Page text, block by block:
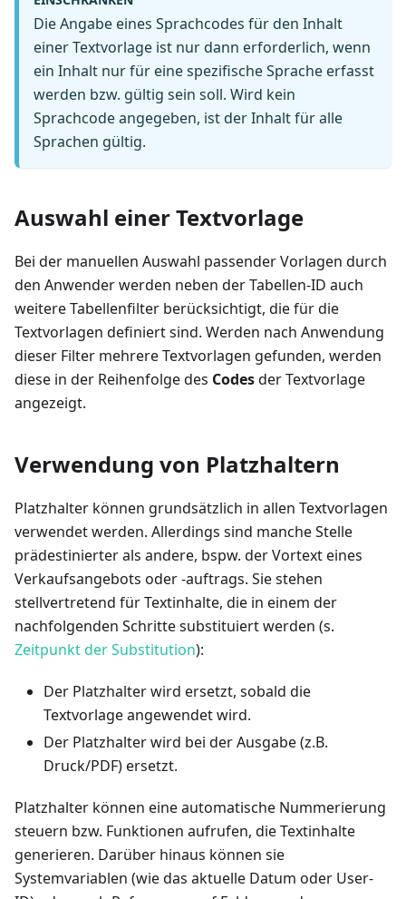
Die Angabe eines Sprachcodes für den Inhalt
einer Textvorlage ist nur dann erforderlich, wenn
ein Inhalt nur für eine spezifische Sprache erfasst
werden bzw. gültig sein soll. Wird kein
Sprachcode angegeben, ist der Inhalt für alle
Sprachen gültig.
Auswahl einer Textvorlage
Bei der manuellen Auswahl passender Vorlagen durch
den Anwender werden neben der Tabellen-ID auch
weitere Tabellenfilter berücksichtigt, die für die
Textvorlagen definiert sind. Werden nach Anwendung
dieser Filter mehrere Textvorlagen gefunden, werden
diese in der Reihenfolge des Codesder Textvorlage
angezeigt.
Verwendung von Platzhaltern
Platzhalter können grundsätzlich in allen Textvorlagen
verwendet werden. Allerdings sind manche Stelle
prädestinierter als andere, bspw. der Vortext eines
Verkaufsangebots oder -auftrags. Sie stehen
stellvertretend für Textinhalte, die in einem der
nachfolgenden Schritte substituiert werden (s.
Zeitpunkt der Substitution):
Der Platzhalter wird ersetzt, sobald die
Textvorlage angewendet wird.
Der Platzhalter wird bei der Ausgabe (z.B.
Druck/PDF) ersetzt.
Platzhalter können eine automatische Nummerierung
steuern bzw. Funktionen aufrufen, die Textinhalte
generieren. Darüber hinaus können sie
Systemvariablen (wie das aktuelle Datum oder User-